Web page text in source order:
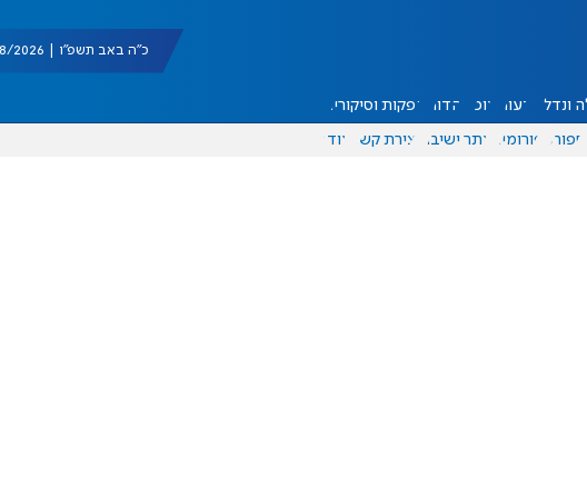
כ"ה באב תשפ"ו | 08/08/2026
ונדל"ן דעות אוכל יהדות הפקות וסיקורים
ספורט פורומים אתר ישיבה יצירת קשר עוד